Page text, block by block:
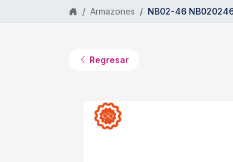
Saltar al contenido principal
Armazones
NB02-46
Regresar